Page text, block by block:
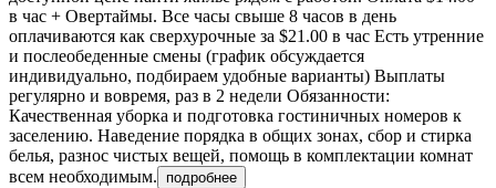
в час + Овертаймы. Все часы свыше 8 часов в день
оплачиваются как сверхурочные за $21.00 в час Есть утренние
и послеобеденные смены (график обсуждается
индивидуально, подбираем удобные варианты) Выплаты
регулярно и вовремя, раз в 2 недели Обязанности:
Качественная уборка и подготовка гостиничных номеров к
заселению. Наведение порядка в общих зонах, сбор и стирка
белья, разнос чистых вещей, помощь в комплектации комнат
всем необходимым.
подробнее